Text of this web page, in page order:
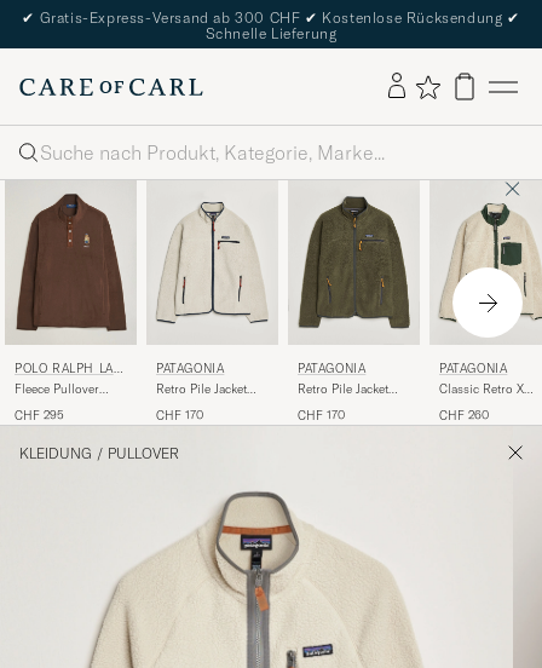
✔ Gratis-Express-Versand ab 300 CHF ✔ Kostenlose Rücksendung ✔
Schnelle Lieferung
Suche
POLO RALPH LAU
REN
Fleece Pullover
Brown
CHF 295
PATAGONIA
Retro Pile Jacket
CHF 170
PATAGONIA
Retro Pile Jacket
CHF 170
PATAGONIA
Classic Retro X
CHF 260
KLEIDUNG / PULLOVER